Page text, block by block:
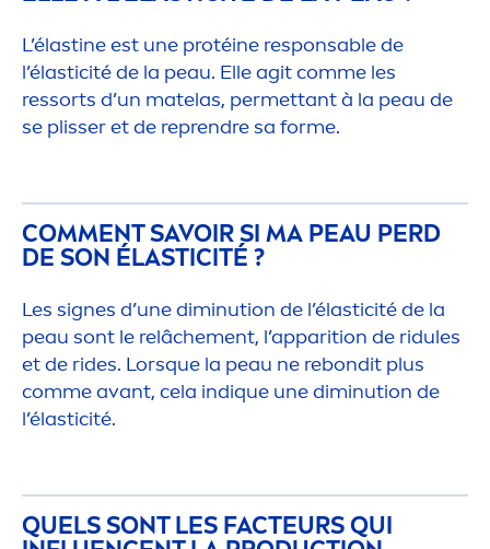
L’élastine est une protéine responsable de
l’élasticité de la peau. Elle agit comme les
ressorts d’un matelas, permettant à la peau de
se plisser et de reprendre sa forme.
COMMENT SAVOIR SI MA PEAU PERD
DE SON ÉLASTICITÉ ?
Les signes d’une diminution de l’élasticité de la
peau sont le relâchement, l’apparition de ridules
et de rides. Lorsque la peau ne rebondit plus
comme avant, cela indique une diminution de
l’élasticité.
QUELS SONT LES FACTEURS QUI